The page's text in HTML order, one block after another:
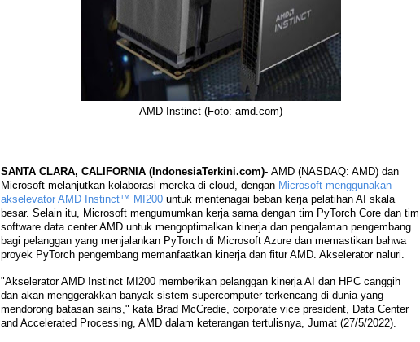
AMD Instinct (Foto: amd.com)
SANTA CLARA, CALIFORNIA (IndonesiaTerkini.com)- AMD (NASDAQ: AMD) dan
Microsoft melanjutkan kolaborasi mereka di cloud, dengan Microsoft menggunakan
akselevator AMD Instinct™ MI200 untuk mentenagai beban kerja pelatihan AI skala
besar. Selain itu, Microsoft mengumumkan kerja sama dengan tim PyTorch Core dan tim
software data center AMD untuk mengoptimalkan kinerja dan pengalaman pengembang
bagi pelanggan yang menjalankan PyTorch di Microsoft Azure dan memastikan bahwa
proyek PyTorch pengembang memanfaatkan kinerja dan fitur AMD. Akselerator naluri.
"Akselerator AMD Instinct MI200 memberikan pelanggan kinerja AI dan HPC canggih
dan akan menggerakkan banyak sistem supercomputer terkencang di dunia yang
mendorong batasan sains," kata Brad McCredie, corporate vice president, Data Center
and Accelerated Processing, AMD dalam keterangan tertulisnya, Jumat (27/5/2022).